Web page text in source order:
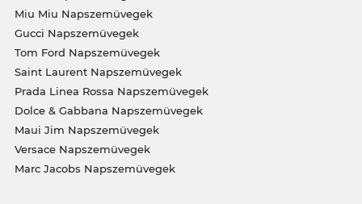
Miu Miu Napszemüvegek
Gucci Napszemüvegek
Tom Ford Napszemüvegek
Saint Laurent Napszemüvegek
Prada Linea Rossa Napszemüvegek
Dolce & Gabbana Napszemüvegek
Maui Jim Napszemüvegek
Versace Napszemüvegek
Marc Jacobs Napszemüvegek